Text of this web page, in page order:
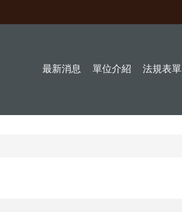
最新消息 單位介紹 法規表單